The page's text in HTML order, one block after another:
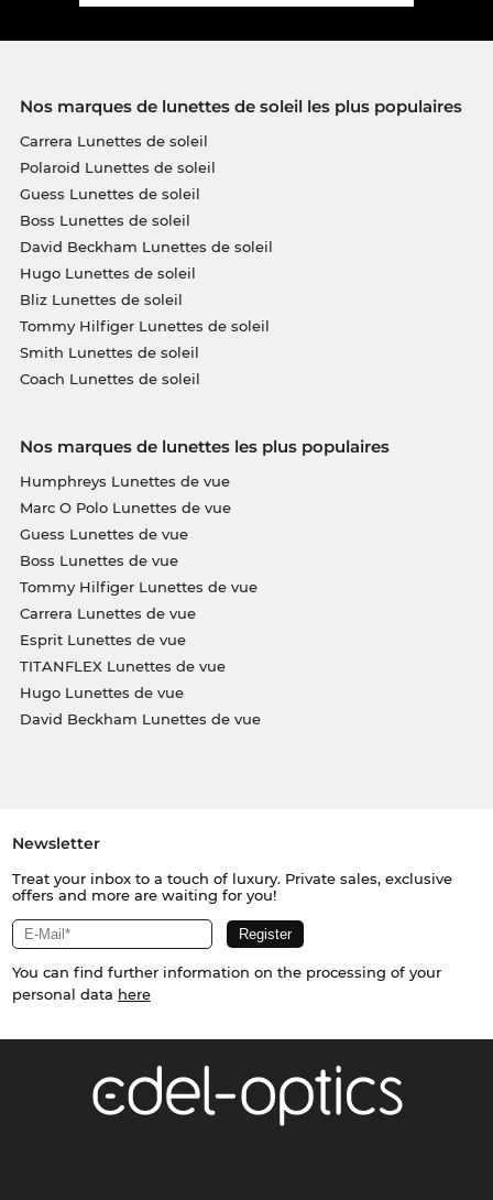
Nos marques de lunettes de soleil les plus populaires
Carrera Lunettes de soleil
Polaroid Lunettes de soleil
Guess Lunettes de soleil
Boss Lunettes de soleil
David Beckham Lunettes de soleil
Hugo Lunettes de soleil
Bliz Lunettes de soleil
Tommy Hilfiger Lunettes de soleil
Smith Lunettes de soleil
Coach Lunettes de soleil
Nos marques de lunettes les plus populaires
Humphreys Lunettes de vue
Marc O Polo Lunettes de vue
Guess Lunettes de vue
Boss Lunettes de vue
Tommy Hilfiger Lunettes de vue
Carrera Lunettes de vue
Esprit Lunettes de vue
TITANFLEX Lunettes de vue
Hugo Lunettes de vue
David Beckham Lunettes de vue
Newsletter
Treat your inbox to a touch of luxury. Private sales, exclusive
offers and more are waiting for you!
You can find further information on the processing of your
personal data here